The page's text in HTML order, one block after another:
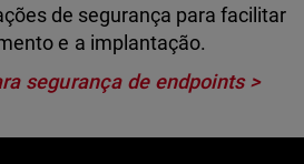
de segurança para facilitar
e a implantação.
segurança de endpoints